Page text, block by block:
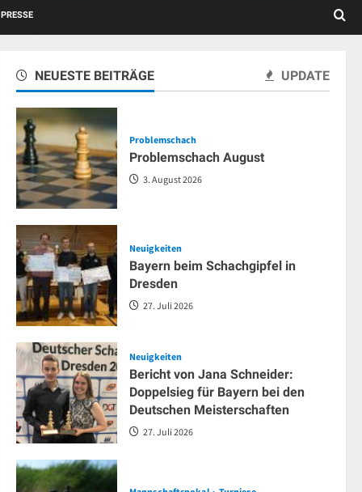
PRESSE
Neuigkeiten
Bericht von Jana
NEUESTE BEITRÄGE UPDATE
Problemschach
Problemschach August
3. August 2026
Neuigkeiten
Bayern beim Schachgipfel in
Dresden
27. Juli 2026
Neuigkeiten
Bericht von Jana Schneider:
Doppelsieg für Bayern bei den
Deutschen Meisterschaften
27. Juli 2026